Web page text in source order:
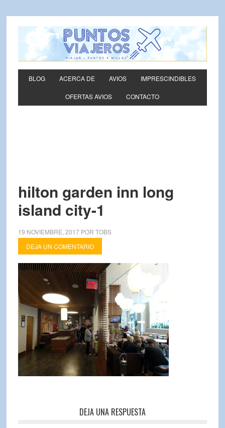
BLOG ACERCA DE AVIOS IMPRESCINDIBLES
OFERTAS AVIOS CONTACTO
hilton garden inn long
island city-1
19 NOVIEMBRE, 2017POR TOBS
DEJA UN COMENTARIO
DEJA UNA RESPUESTA